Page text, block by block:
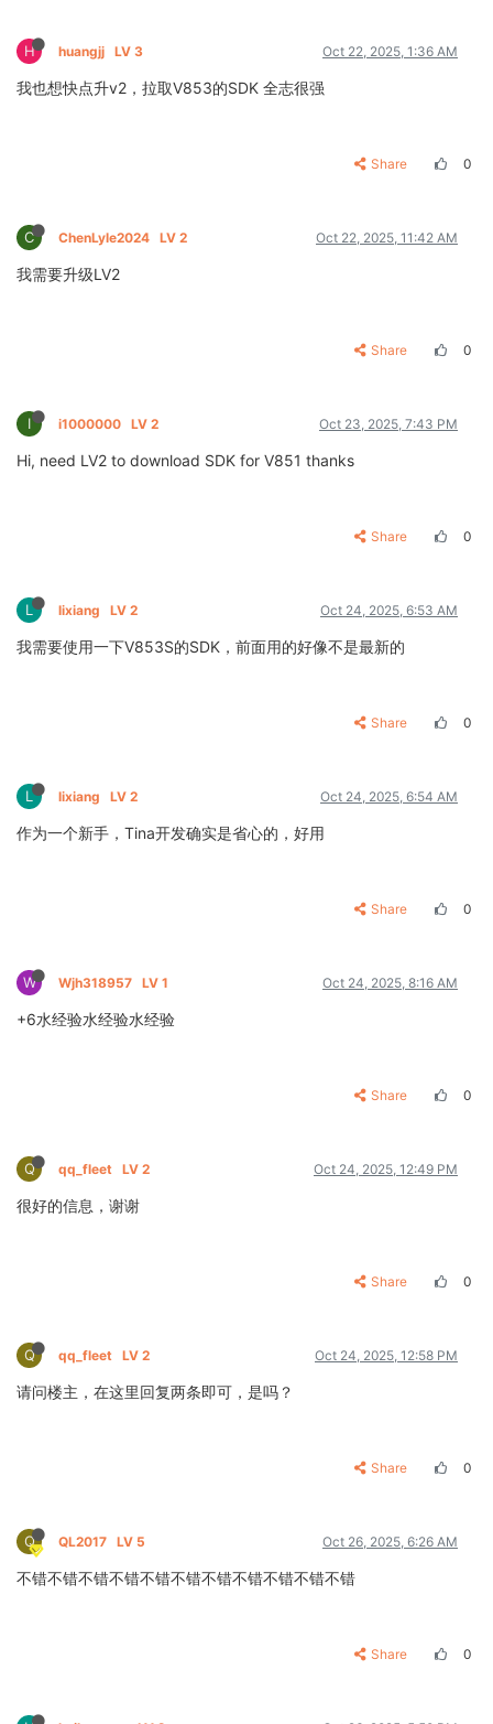
H huangjj LV 3 Oct 22, 2025, 1:36 AM
我也想快点升v2，拉取V853的SDK 全志很强
Share 0
C ChenLyle2024 LV 2 Oct 22, 2025, 11:42 AM
我需要升级LV2
Share 0
I i1000000 LV 2 Oct 23, 2025, 7:43 PM
Hi, need LV2 to download SDK for V851 thanks
Share 0
L lixiang LV 2 Oct 24, 2025, 6:53 AM
我需要使用一下V853S的SDK，前面用的好像不是最新的
Share 0
L lixiang LV 2 Oct 24, 2025, 6:54 AM
作为一个新手，Tina开发确实是省心的，好用
Share 0
W Wjh318957 LV 1 Oct 24, 2025, 8:16 AM
+6水经验水经验水经验
Share 0
Q qq_fleet LV 2 Oct 24, 2025, 12:49 PM
很好的信息，谢谢
Share 0
Q qq_fleet LV 2 Oct 24, 2025, 12:58 PM
请问楼主，在这里回复两条即可，是吗？
Share 0
Q QL2017 LV 5 Oct 26, 2025, 6:26 AM
不错不错不错不错不错不错不错不错不错不错不错
Share 0